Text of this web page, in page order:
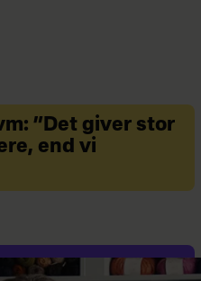
”Det giver stor
end vi